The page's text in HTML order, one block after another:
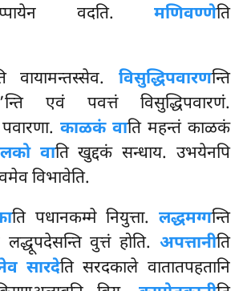
वदति. मणिवण्णेति
वायामन्तस्सेव. विसुद्धिपवारणन्ति
एवं पवत्तं विसुद्धिपवारणं.
काळकं वाति महन्तं काळकं
वाति खुद्दकं सन्धाय. उभयेनपि
विभावेति.
ति पधानकम्मे नियुत्ता. लद्धमग्गन्ति
वुत्तं होति. अपत्तानीति
सारदेति सरदकाले वातातपहतानि